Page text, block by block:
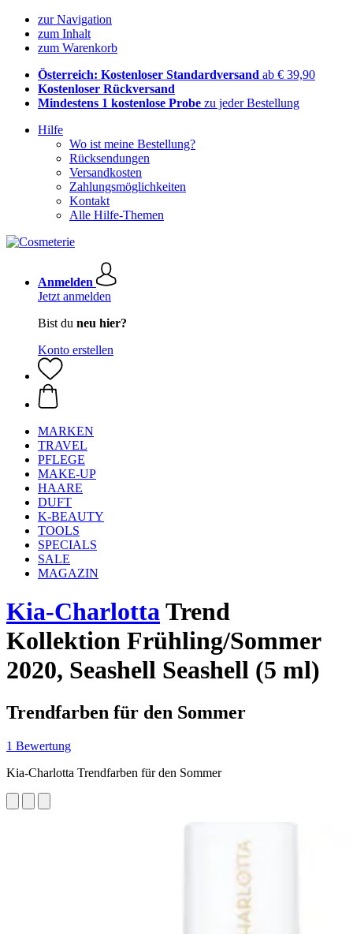
zur Navigation
zum Inhalt
zum Warenkorb
Österreich: Kostenloser Standardversand ab € 39,90
Kostenloser Rückversand
Mindestens 1 kostenlose Probe zu jeder Bestellung
Hilfe
Wo ist meine Bestellung?
Rücksendungen
Versandkosten
Zahlungsmöglichkeiten
Kontakt
Alle Hilfe-Themen
Anmelden
Jetzt anmelden
Bist du neu hier?
Konto erstellen
MARKEN
TRAVEL
PFLEGE
MAKE-UP
HAARE
DUFT
K-BEAUTY
TOOLS
SPECIALS
SALE
MAGAZIN
Kia-CharlottaTrend
Kollektion Frühling/Sommer
2020, Seashell Seashell (5 ml)
Trendfarben für den Sommer
1 Bewertung
Kia-Charlotta Trendfarben für den Sommer